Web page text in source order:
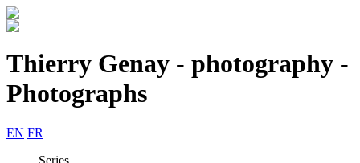
Thierry Genay - photography -
Photographs
EN FR
Series